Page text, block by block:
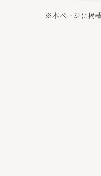
※本ページに掲